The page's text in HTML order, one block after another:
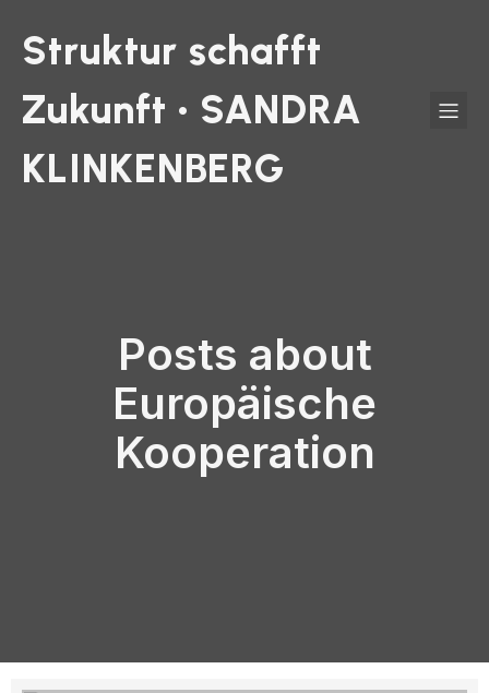
Struktur schafft
Zukunft • SANDRA
KLINKENBERG
Posts about
Europäische
Kooperation